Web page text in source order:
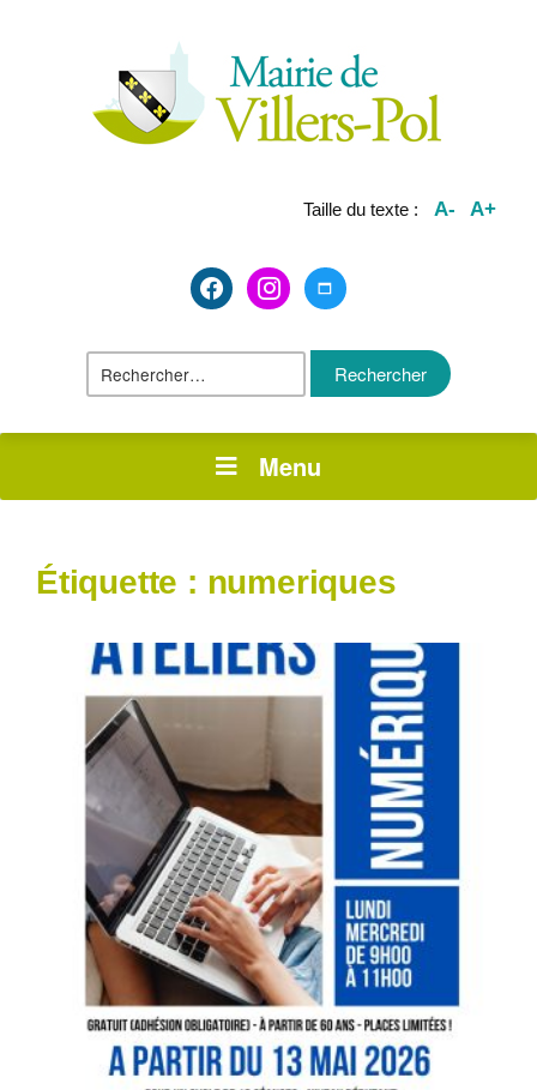
Taille du texte : A- A+
facebook2instagrammaximize
Rechercher :
Menu
Étiquette : numeriques